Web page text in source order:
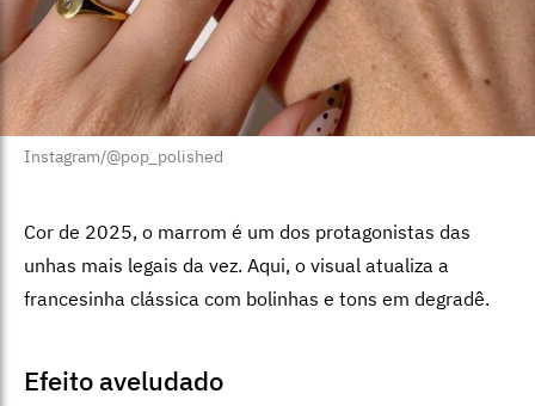
Instagram/@pop_polished
Cor de 2025, o marrom é um dos protagonistas das
unhas mais legais da vez. Aqui, o visual atualiza a
francesinha clássica com bolinhas e tons em degradê.
Efeito aveludado